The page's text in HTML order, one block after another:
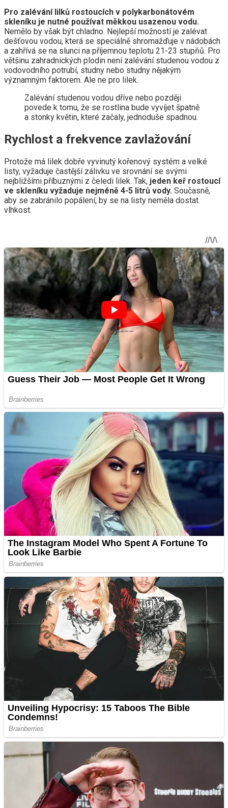
Pro zalévání lilků rostoucích v polykarbonátovém
skleníku je nutné používat měkkou usazenou vodu.
Nemělo by však být chladno. Nejlepší možností je zalévat
dešťovou vodou, která se speciálně shromažďuje v nádobách
a zahřívá se na slunci na příjemnou teplotu 21-23 stupňů. Pro
většinu zahradnických plodin není zalévání studenou vodou z
vodovodního potrubí, studny nebo studny nějakým
významným faktorem. Ale ne pro lilek.
Zalévání studenou vodou dříve nebo později
povede k tomu, že se rostlina bude vyvíjet špatně
a stonky květin, které začaly, jednoduše spadnou.
Rychlost a frekvence zavlažování
Protože má lilek dobře vyvinutý kořenový systém a velké
listy, vyžaduje častější zálivku ve srovnání se svými
nejbližšími příbuznými z čeledi lilek. Tak, jeden keř rostoucí
ve skleníku vyžaduje nejméně 4-5 litrů vody. Současně,
aby se zabránilo popálení, by se na listy neměla dostat
vlhkost.